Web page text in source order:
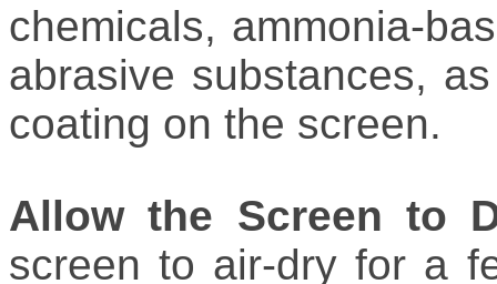
chemicals, ammonia-
abrasive substances,
coating on the screen.
Allow the Screen to
screen to air-dry for a